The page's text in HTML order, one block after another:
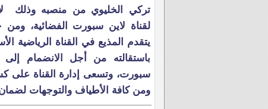
تركي الخليوي من منصبه وذلك
لقناة لاين سبورت الفضائية،
يتقدم المذيع في القناة الرياضية
باستقالته من أجل الانضمام إلى
سبورت، وتسعى إدارة القناة على
ومن كافة الأطياف والتوجهات